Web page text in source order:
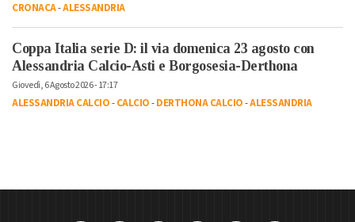
CRONACA-ALESSANDRIA
Coppa Italia serie D: il via domenica 23 agosto con
Alessandria Calcio-Asti e Borgosesia-Derthona
Giovedì, 6 Agosto 2026 - 17:17
ALESSANDRIA CALCIO-CALCIO-DERTHONA CALCIO-ALESSANDRIA